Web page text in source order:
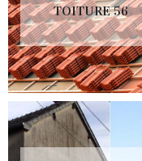
TOITURE 56